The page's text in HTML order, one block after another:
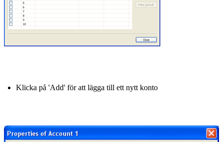
Klicka på 'Add' för att lägga till ett nytt konto